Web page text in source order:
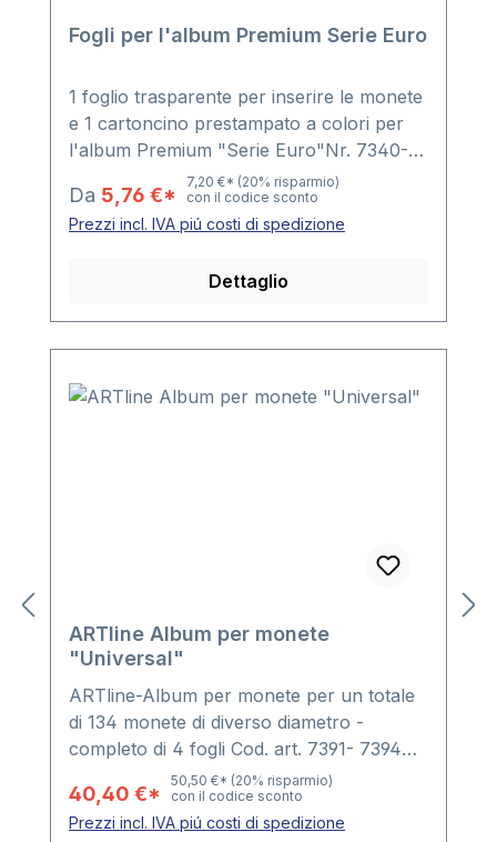
Fogli per l'album Premium Serie Euro
1 foglio trasparente per inserire le monete
e 1 cartoncino prestampato a colori per
l'album Premium "Serie Euro"Nr. 7340-1:
Belgio, Germania, Finlandia, Francia,
GreciaNr. 7340-2: Irlanda, Italia,
Lussemburgo, Monaco, OlandaNr. 7340-
Spagna, VaticanoNr. 7340-4: Slovenia,
serie Euro
Da 5,76 €*
7,20 €* (20% risparmio)
con il codice sconto
Prezzi incl. IVA piú costi di spedizione
Dettaglio
ARTline Album per monete
"Universal"
ARTline-Album per monete per un totale
di 134 monete di diverso diametro -
completo di 4 fogli Cod. art. 7391- 7394
con taschine portamonete integrate in
plastica libera da ammorbidenti - Con
foglio intermedio nero - ampliabileFormato
40,40 €*
50,50 €* (20% risparmio)
con il codice sconto
Prezzi incl. IVA piú costi di spedizione